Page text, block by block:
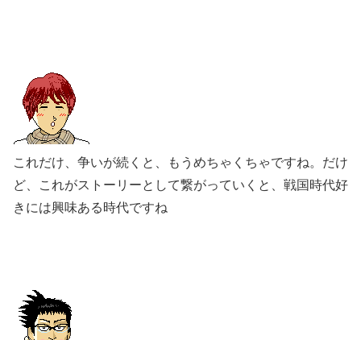
これだけ、争いが続くと、もうめちゃくちゃですね。だけ
ど、これがストーリーとして繋がっていくと、戦国時代好
きには興味ある時代ですね